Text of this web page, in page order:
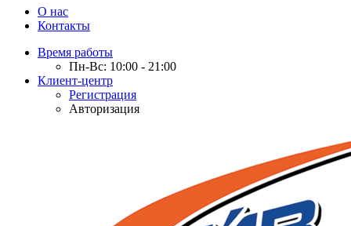
О нас
Контакты
Время работы
Пн-Вс: 10:00 - 21:00
Клиент-центр
Регистрация
Авторизация